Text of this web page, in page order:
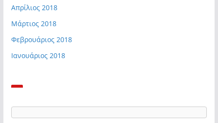
Απρίλιος 2018
Μάρτιος 2018
Φεβρουάριος 2018
Ιανουάριος 2018